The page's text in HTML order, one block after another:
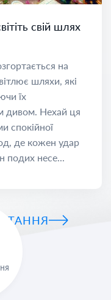
свій шлях
на
шляхи, які
їх
дивом. Нехай ця
спокійної
де кожен удар
подих несе...